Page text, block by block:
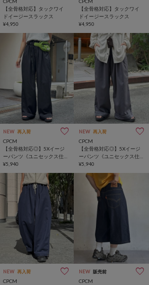
【全骨格対応】タックワイ
ドイージースラックス
¥4,950
【全骨格対応】タックワイ
ドイージースラックス
¥4,950
NEW 再入荷
CPCM
【全骨格対応◎】5Xイージ
ーパンツ《ユニセックス仕
様》
¥5,940
NEW 再入荷
CPCM
【全骨格対応◎】5Xイージ
ーパンツ《ユニセックス仕
様》
¥5,940
NEW 再入荷
CPCM
NEW 販売前
CPCM